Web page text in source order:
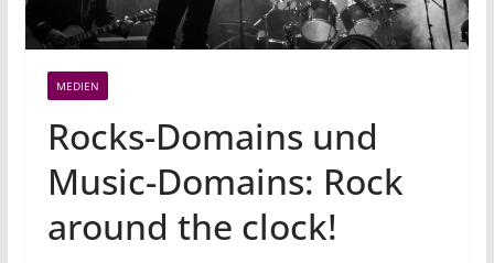
MEDIEN
Rocks-Domains und
Music-Domains: Rock
around the clock!